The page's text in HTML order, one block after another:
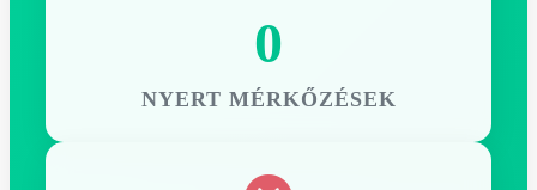
0
NYERT MÉRKŐZÉSEK